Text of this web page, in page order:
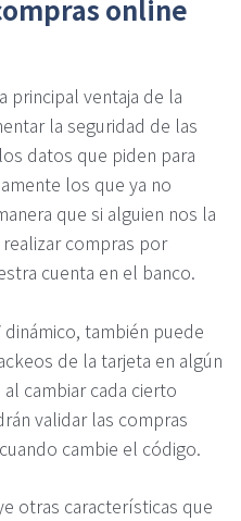
online
principal ventaja de la
la seguridad de las
datos que piden para
los que ya no
que si alguien nos la
compras por
cuenta en el banco.
dinámico, también puede
de la tarjeta en algún
cambiar cada cierto
validar las compras
cambie el código.
otras características que